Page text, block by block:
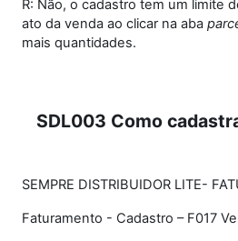
R: Não, o cadastro tem um limite
ato da venda ao clicar na aba
mais quantidades.
SDL003 Como
SEMPRE DISTRIBUIDOR LITE-
Faturamento - Cadastro – F017